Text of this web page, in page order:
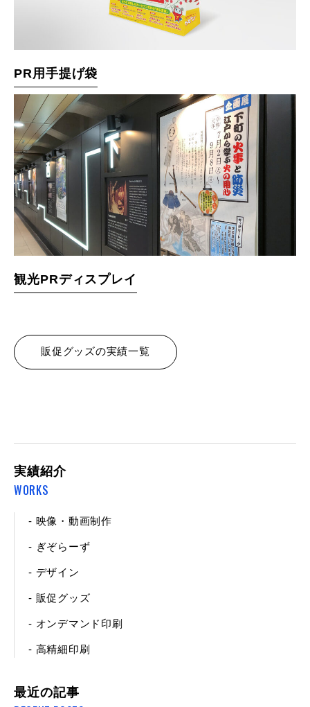
PR用手提げ袋
観光PRディスプレイ
販促グッズの実績一覧
実績紹介
WORKS
- 映像・動画制作
- ぎぞらーず
- デザイン
- 販促グッズ
- オンデマンド印刷
- 高精細印刷
最近の記事